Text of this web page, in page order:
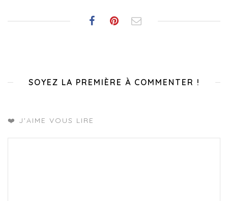
SOYEZ LA PREMIÈRE À COMMENTER !
❤️ J'AIME VOUS LIRE